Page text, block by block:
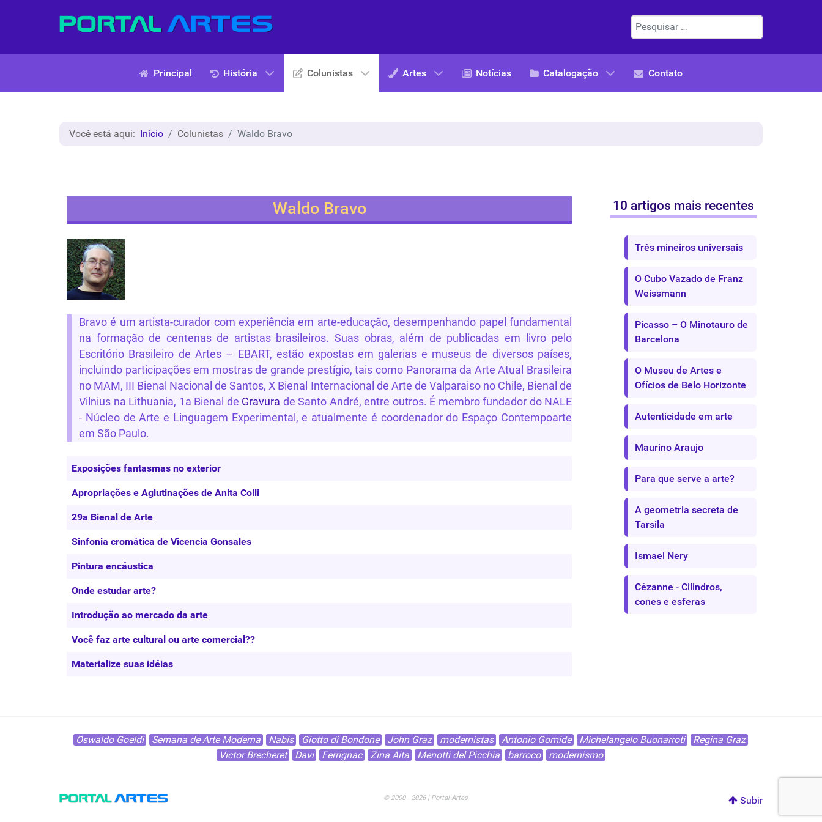
Pesquisar
Principal História Colunistas Artes Notícias Catalogação Contato
Você está aqui: Início Colunistas Waldo Bravo
Waldo Bravo
Bravoé um artista-curador comexperiência em arte-educação,desempenhando papel fundamental
na formaçãode centenasde artistas brasileiros.Suas obras, além de publicadas em livro pelo
Escritório Brasileiro deArtes – EBART, estão expostas em galerias e museus de diversos países,
incluindo participações em mostras de grande prestígio, tais como Panorama da Arte Atual Brasileira
no MAM, III Bienal Nacional de Santos, X Bienal Internacional de Arte de Valparaiso no Chile, Bienal de
Vilnius na Lithuania, 1a Bienal de Gravura de Santo André, entre outros. É membro fundador do NALE
- Núcleo de Arte e Linguagem Experimental, e atualmente é coordenador do Espaço Contempoarte
em São Paulo.
Artigos
Título
Exposições fantasmas no exterior
Apropriações e Aglutinações de Anita Colli
29a Bienal de Arte
Sinfonia cromática de Vicencia Gonsales
Pintura encáustica
Onde estudar arte?
Introdução ao mercado da arte
Você faz arte cultural ou arte comercial??
Materialize suas idéias
10 artigos mais recentes
Três mineiros universais
O Cubo Vazado de Franz
Weissmann
Picasso – O Minotauro de
Barcelona
O Museu de Artes e
Ofícios de Belo Horizonte
Autenticidade em arte
Maurino Araujo
Para que serve a arte?
A geometria secreta de
Tarsila
Ismael Nery
Cézanne - Cilindros,
cones e esferas
Oswaldo Goeldi Semana de Arte Moderna Nabis Giotto di Bondone John Graz modernistas Antonio Gomide Michelangelo Buonarroti
Regina Graz
Victor Brecheret
Davi Ferrignac Zina Aita Menotti del Picchia barroco modernismo
© 2000 - 2026 | Portal Artes Subir